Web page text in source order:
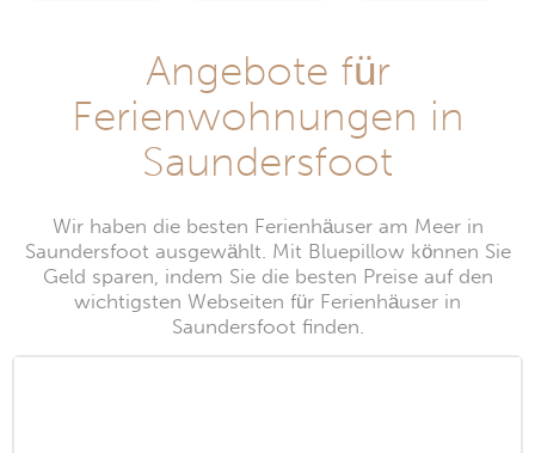
Angebote für
Ferienwohnungen in
Saundersfoot
Wir haben die besten Ferienhäuser am Meer in
Saundersfoot ausgewählt. Mit Bluepillow können Sie
Geld sparen, indem Sie die besten Preise auf den
wichtigsten Webseiten für Ferienhäuser in
Saundersfoot finden.